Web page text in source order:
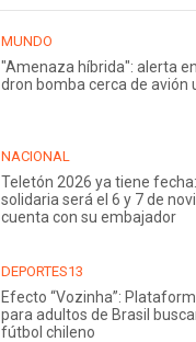
MUNDO
"Amenaza híbrida": alerta
dron bomba cerca de avión
NACIONAL
Teletón 2026 ya tiene
solidaria será el 6 y 7 de
cuenta con su embajador
DEPORTES13
Efecto “Vozinha”:
para adultos de Brasil
fútbol chileno